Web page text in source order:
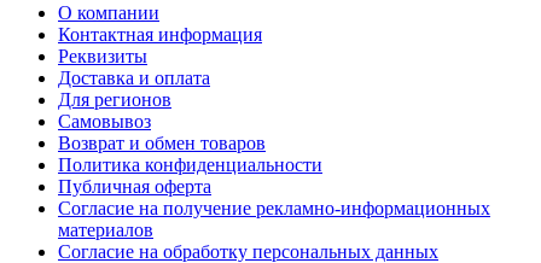
О компании
Контактная информация
Реквизиты
Доставка и оплата
Для регионов
Самовывоз
Возврат и обмен товаров
Политика конфиденциальности
Публичная оферта
Согласие на получение рекламно-информационных
материалов
Согласие на обработку персональных данных